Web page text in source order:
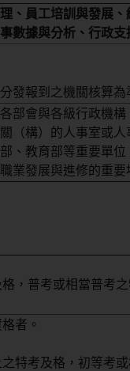
、員工培訓與發展
數據與分析、行政支
發報到之機關核算為
部會與各級行政機構
（構）的人事室或
、教育部等重要單
業發展與進修的重要
，普考或相當普考
者。
特考及格，初等考